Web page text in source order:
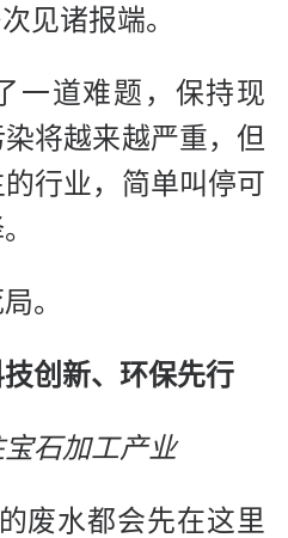
见诸报端。
一道难题，保持现
将越来越严重，但
行业，简单叫停可
。
创新、环保先行
石加工产业
废水都会先在这里